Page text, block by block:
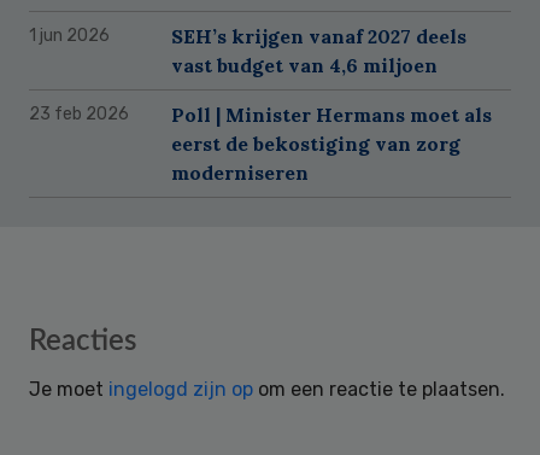
1 jun 2026
SEH’s krijgen vanaf 2027 deels
vast budget van 4,6 miljoen
23 feb 2026
Poll | Minister Hermans moet als
eerst de bekostiging van zorg
moderniseren
Reader
Reacties
Je moet ingelogd zijn op om een reactie te plaatsen.